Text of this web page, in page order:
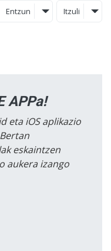
Entzun Itzuli
APPa!
eta iOS aplikazio
eskaintzen
aukera izango